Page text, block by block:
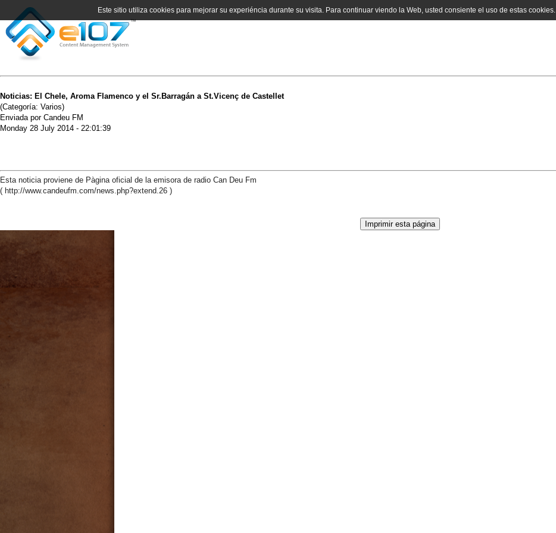
Noticias: El Chele, Aroma Flamenco y el Sr.Barragán a St.Vicenç de Castellet
(Categoría: Varios)
Enviada por Candeu FM
Monday 28 July 2014 - 22:01:39
Esta noticia proviene de Pàgina oficial de la emisora de radio Can Deu Fm
( http://www.candeufm.com/news.php?extend.26 )
Este sitio utiliza cookies para mejorar su experiéncia durante su visita. Para continuar viendo la Web, usted consiente el uso de estas cookies.